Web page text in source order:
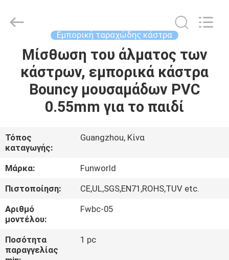
ΣΠΊΤΙ
ΠΡΟΪΌΝΤΑ
ΠΕΡΊΠΟΥ
ΕΜΕΊΣ
ΓΎΡΟΣ
ΕΡΓΟΣΤΑΣΊΩΝ
ΠΟΙΟΤΙΚΌΣ
Inflatables
Limited.
Εμπορική ταραχώδης κάστρα
Μίσθωση του άλματος των
κάστρων, εμπορικά κάστρα
Bouncy μουσαμάδων PVC
0.55mm για το παιδί
Τόπος
καταγωγής:
Guangzhou, Κίνα
Μάρκα:
Funworld
Πιστοποίηση:
CE,UL,SGS,EN71,ROHS,TUV etc.
Αριθμό
μοντέλου:
Fwbc-05
Ποσότητα
παραγγελίας
1 pc